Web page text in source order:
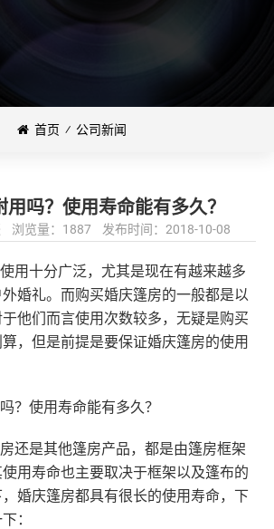
首页 ⁄ 公司新闻
吗？使用寿命能有多久？
浏览量：1887 发布时间：2018-10-08
用十分广泛，尤其是现在有越来越多
婚礼。而购买婚庆篷房的一般都是以
他们而言使用次数较多，无疑是购买
，但是前提是要保证婚庆篷房的使用
？使用寿命能有多久？
还是其他篷房产品，都是由篷房框架
用寿命也主要取决于框架以及篷布的
婚庆篷房都具有很长的使用寿命，下
：